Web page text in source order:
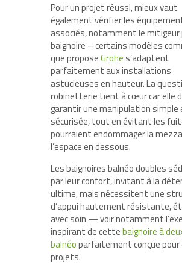
Pour un projet réussi, mieux vaut
également vérifier les
associés, notamment le mitigeur
baignoire – certains modèles
que proposeGrohe s’adaptent
parfaitement aux installations
astucieuses en hauteur. La
robinetterie tient à cœur car elle
garantir une manipulation simple
sécurisée, tout en évitant les
pourraient endommager la
l’espace en dessous.
Les baignoires balnéo doubles
par leur confort, invitant à la
ultime, mais nécessitent une
d’appui hautement résistante,
avec soin — voir notamment
inspirant de cettebaignoire à
balnéoparfaitement conçue
projets.